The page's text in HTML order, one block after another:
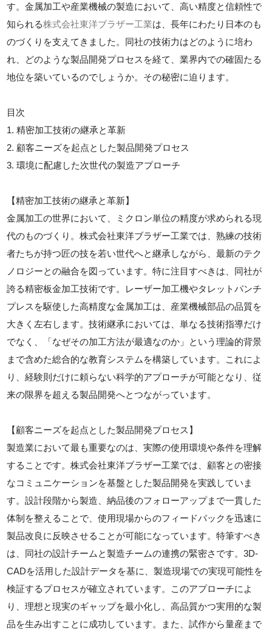
す。金属加工や産業機械の製造において、高い精度と信頼性で
知られる株式会社東洋ブラザー工業は、長年にわたり日本のも
のづくりを支えてきました。同社の技術力はどのように培わ
れ、どのような製品開発プロセスを経て、業界内での確固たる
地位を築いているのでしょうか。その秘密に迫ります。
目次
1. 精密加工技術の継承と革新
2. 顧客ニーズを起点とした製品開発プロセス
3. 環境に配慮した次世代の製造アプローチ
【精密加工技術の継承と革新】
金属加工の世界において、ミクロン単位の精度が求められる現
代のものづくり。株式会社東洋ブラザー工業では、熟練の技術
者たちが持つ匠の技を若い世代へと継承しながら、最新のテク
ノロジーとの融合を図っています。特に注目すべきは、同社が
誇る精密板金加工技術です。レーザー加工機やタレットパンチ
プレスを駆使した高精度な金属加工は、産業機械部品の品質を
大きく左右します。技術継承においては、単なる技術指導だけ
でなく、「なぜその加工方法が最適なのか」という理論的背景
まで含めた総合的な教育システムを構築しています。これによ
り、経験則だけに頼らない科学的アプローチが可能となり、従
来の限界を超える製品開発へとつながっています。
【顧客ニーズを起点とした製品開発プロセス】
製造業において最も重要なのは、実際の使用環境や条件を理解
することです。株式会社東洋ブラザー工業では、顧客との密接
なコミュニケーションを基盤とした製品開発を実践していま
す。設計段階から製造、納品後のフォローアップまで一貫した
体制を整えることで、使用現場からのフィードバックを迅速に
製品改良に反映させることが可能になっています。特筆すべき
は、同社の設計チームと製造チームの連携の緊密さです。3D-
CADを活用した設計データを基に、製造現場での実現可能性を
検証するプロセスが確立されています。このアプローチによ
り、理想と現実のギャップを最小化し、高品質かつ実用的な製
品を生み出すことに成功しています。また、試作から量産まで